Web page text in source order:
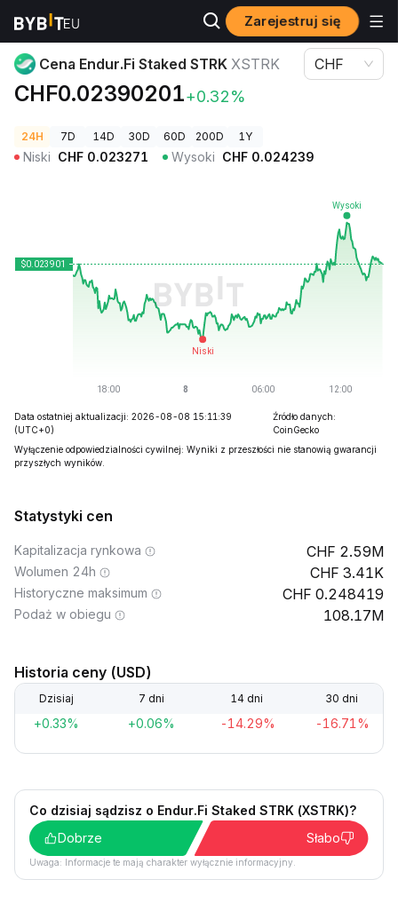
Zarejestruj się
Ceny kryptowalut Cena Endur.Fi Staked STRK XSTRK
Cena Endur.Fi Staked STRK XSTRK
CHF0.02390201+0.32%
CHF
24H 7D 14D 30D 60D 200D 1Y
Niski CHF 0.023271 Wysoki CHF 0.024239
Data ostatniej aktualizacji: 2026-08-08 15:11:39
(UTC+0)
Źródło danych:
CoinGecko
Wyłączenie odpowiedzialności cywilnej: Wyniki z przeszłości nie stanowią gwarancji
przyszłych wyników.
Statystyki cen
Kapitalizacja rynkowa 2.59M
Wolumen 24h 3.41K
Historyczne maksimum 0.248419
Podaż w obiegu 108.17M
Historia ceny (USD)
Dzisiaj 7 dni 14 dni 30 dni
+0.33% +0.06% -14.29% -16.71%
Co dzisiaj sądzisz o Endur.Fi Staked STRK (XSTRK)?
Dobrze
Słabo
Uwaga: Informacje te mają charakter wyłącznie informacyjny.